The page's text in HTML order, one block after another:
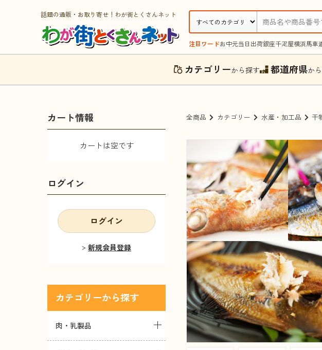
話題の通販・お取り寄せ！わが街とくさんネット
注目ワードお中元当日出荷銀座千疋屋横浜馬車
カテゴリーから探す 都道府県か
全商品 カテゴリー 水産・加工品 干
カート情報
カートは空です
ログイン
ログイン
新規会員登録
カテゴリー
肉・乳製品